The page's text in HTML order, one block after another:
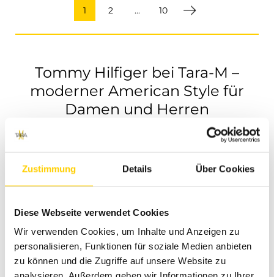
Zustimmung Details Über Cookies
Diese Webseite verwendet Cookies
Wir verwenden Cookies, um Inhalte und Anzeigen zu
personalisieren, Funktionen für soziale Medien anbieten
zu können und die Zugriffe auf unsere Website zu
1 2 ... 10
Tommy Hilfiger bei Tara-M –
moderner American Style für
Damen und Herren
Look, der klassische Elemente mit moderner Casual-
Mode verbindet. Bei Tara-M findest du ausgewählte
Tommy Hilfiger Styles für Damen und Herren, die Wert
Marke passt besonders gut, wenn dein Outfit entspannt
wirken soll, aber trotzdem ordentlich, hochwertig und
stilbewusst aussehen darf.